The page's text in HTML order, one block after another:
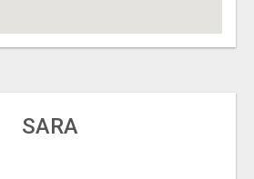
SARA